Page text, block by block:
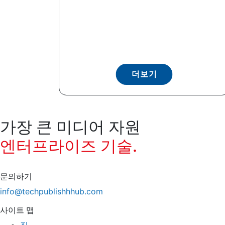
더보기
가장 큰 미디어 자원
엔터프라이즈 기술.
문의하기
info@techpublishhhub.com
사이트 맵